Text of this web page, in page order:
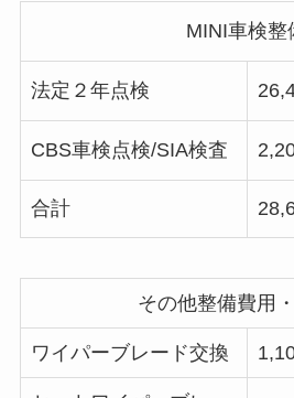
MINI車検整
法定２年点検
CBS車検点検/SIA検査
合計
その他整備費用
ワイパーブレード交換